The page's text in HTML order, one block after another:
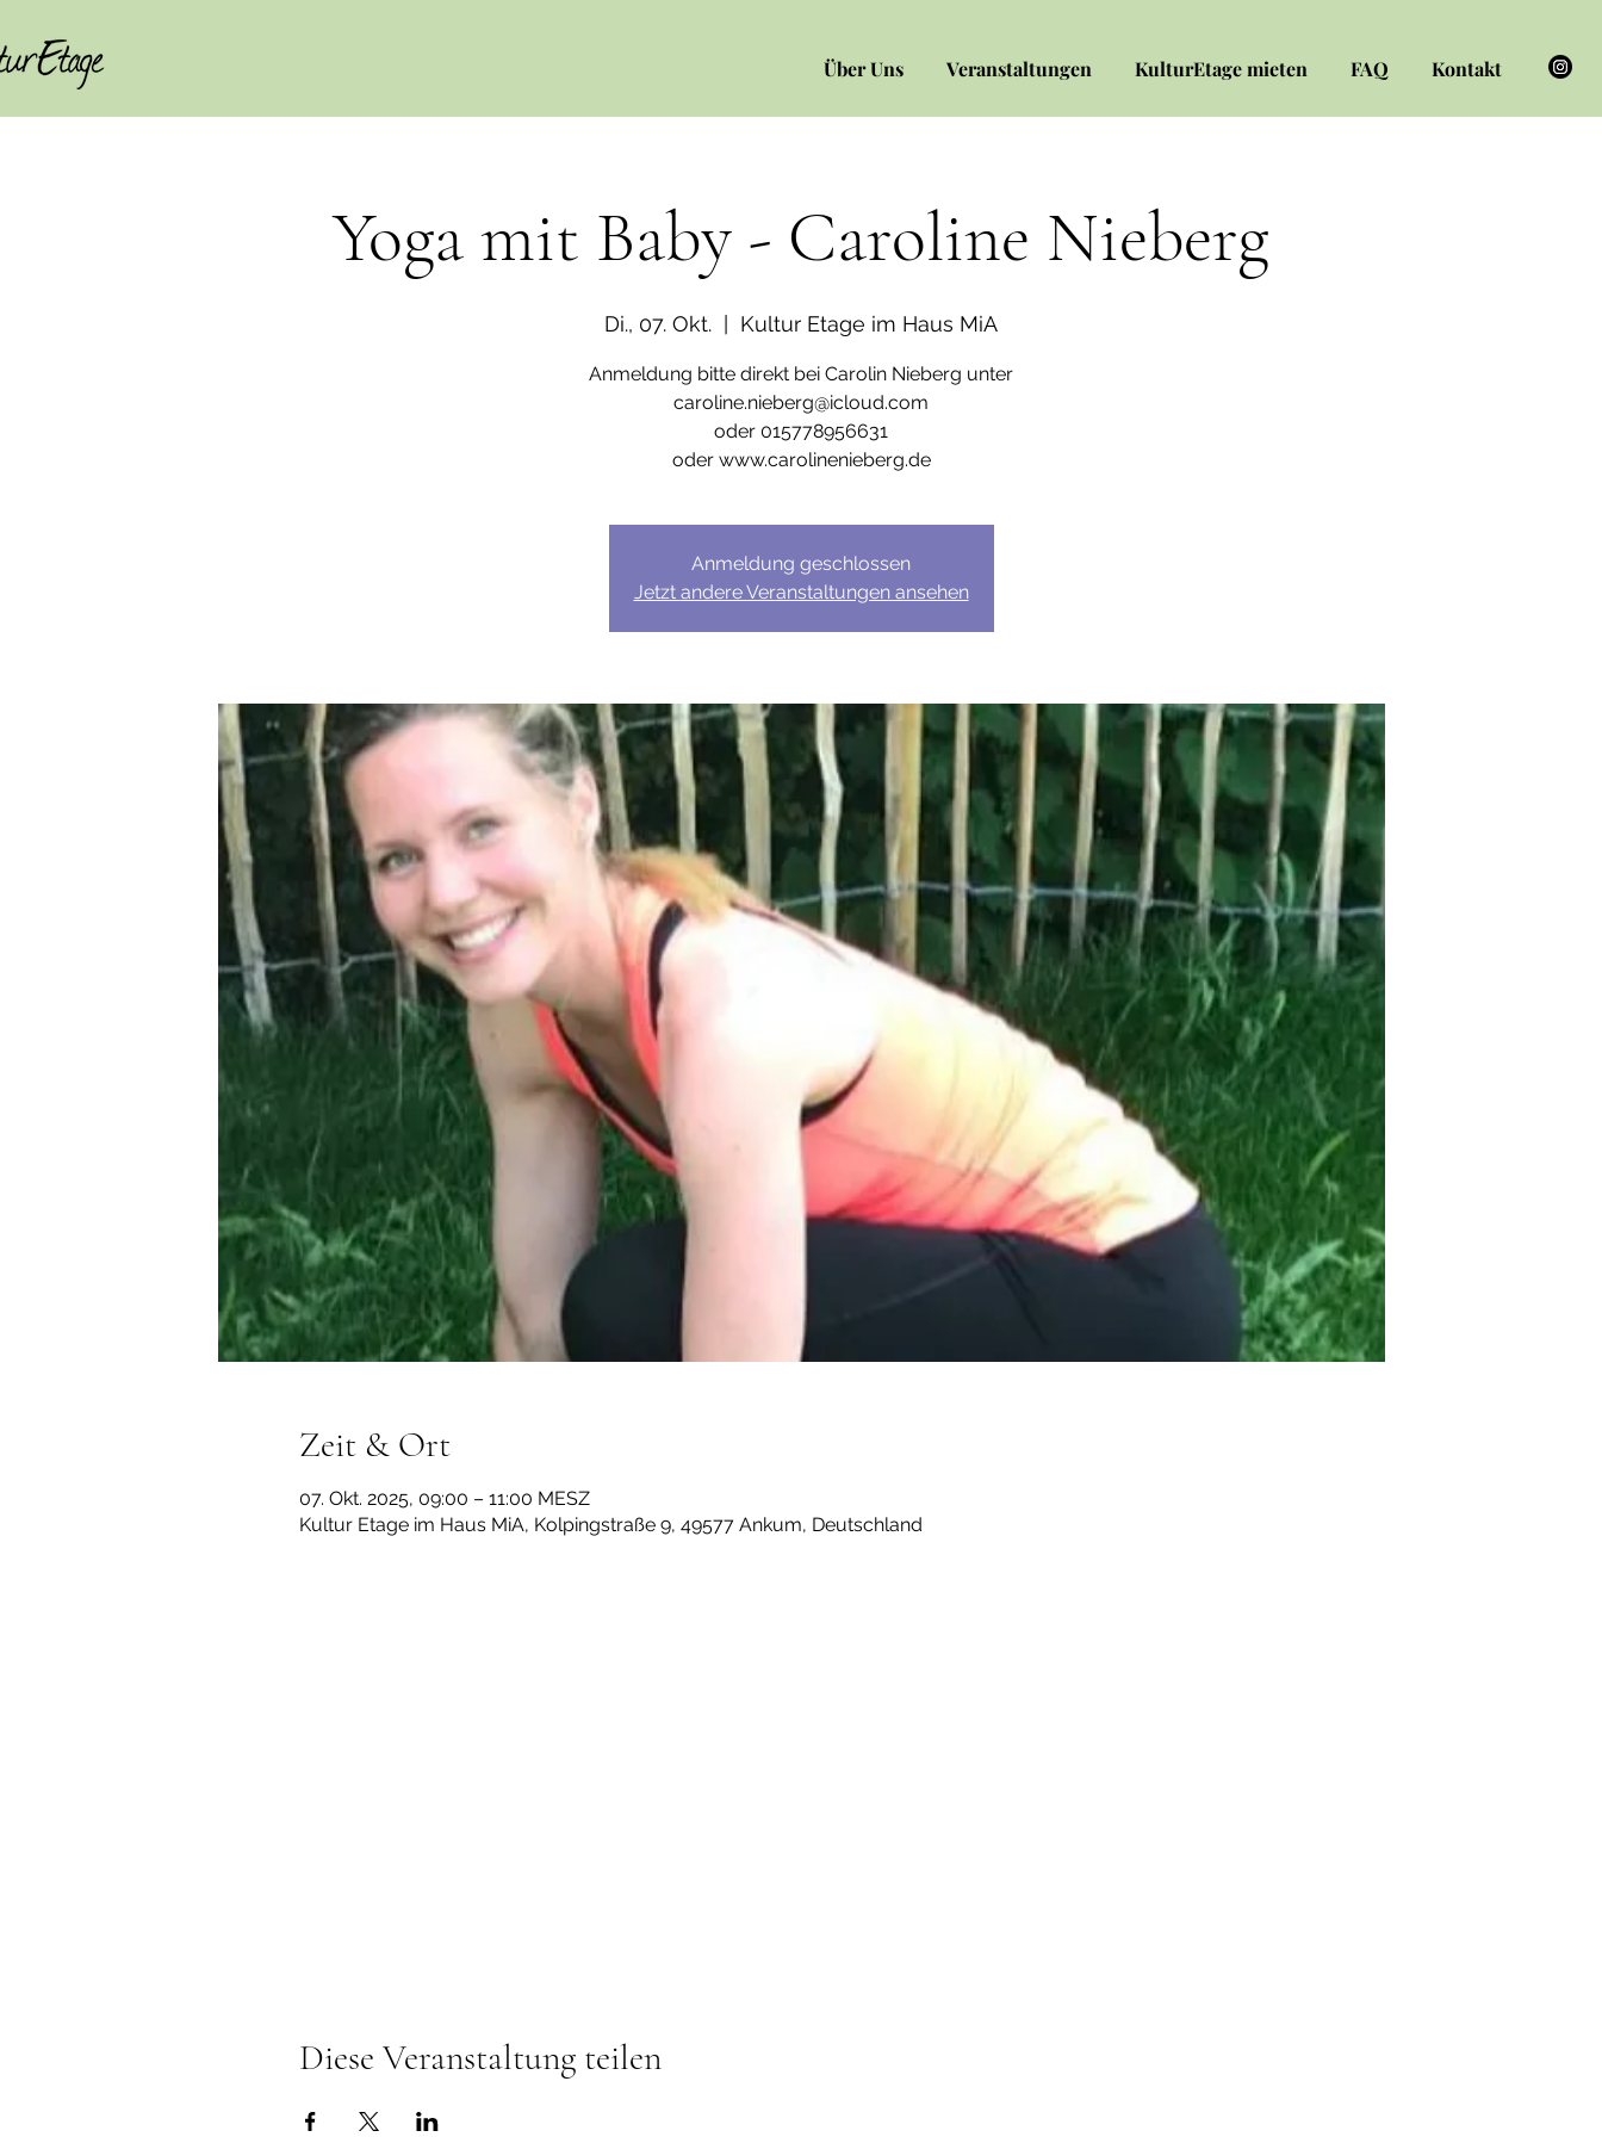
Über Uns Veranstaltungen KulturEtage mieten FAQ Kontakt
Yoga mit Baby - Caroline Nieberg
Di., 07. Okt. Kultur Etage im Haus MiA
Anmeldung bitte direkt bei Carolin Nieberg unter
caroline.nieberg@icloud.com
oder 015778956631
oder www.carolinenieberg.de
Anmeldung geschlossen
Jetzt andere Veranstaltungen ansehen
Zeit & Ort
07. Okt. 2025, 09:00 – 11:00 MESZ
Kultur Etage im Haus MiA, Kolpingstraße 9, 49577 Ankum, Deutschland
Diese Veranstaltung teilen